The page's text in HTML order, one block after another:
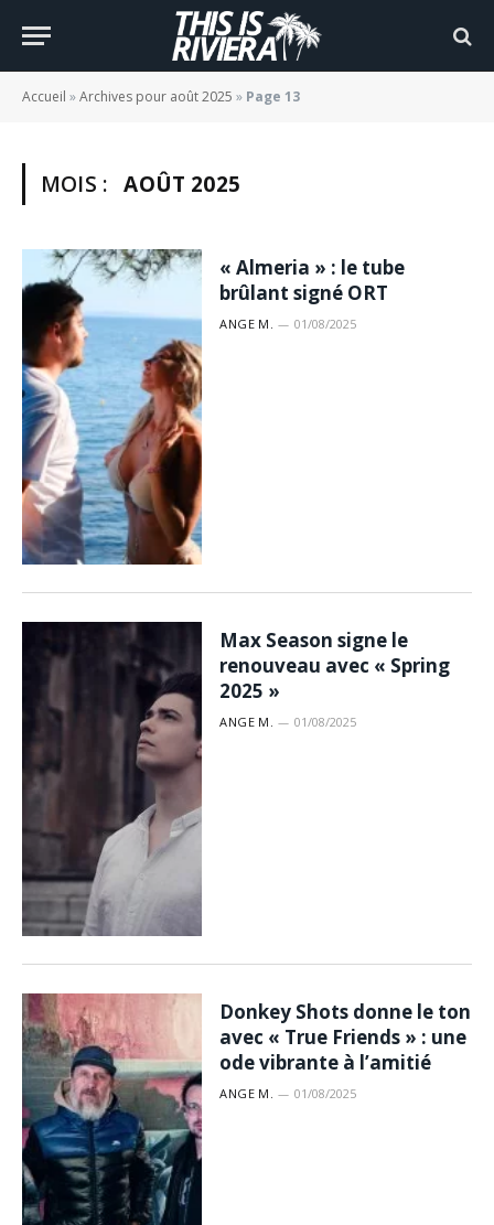
Accueil »Archives pour août 2025 » Page 13
MOIS : AOÛT 2025
« Almeria » : le tube
brûlant signé ORT
ANGE M. 01/08/2025
Max Season signe le
renouveau avec « Spring
2025 »
ANGE M. 01/08/2025
Donkey Shots donne le ton
avec « True Friends » : une
ode vibrante à l’amitié
ANGE M. 01/08/2025